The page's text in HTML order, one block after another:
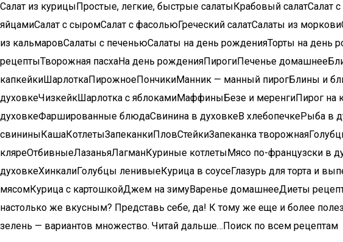
Салат из курицыПростые, легкие, быстрые салатыКрабовый салатСалат
яйцамиСалат с сыромСалат с фасольюГреческий салатСалаты из
из кальмаровСалаты с печеньюСалаты на день рожденияТорты на день
рецептыТворожная пасхаНа день рожденияПирогиПеченье
капкейкиШарлоткаПирожноеПончикиМанник — манный пирогБлины и
духовкеЧизкейкШарлотка с яблокамиМаффиныБезе и меренгиПирог
духовкеФаршированные блюдаСвинина в духовкеВ хлебопечкеРыба
свининыКашаКотлетыЗапеканкиПловСтейкиЗапеканка
кляреОтбивныеЛазаньяЛагманКуриные котлетыМясо по-французски в
духовкеХинкалиГолубцы ленивыеКурица в соусеГлазурь для торта и
мясомКурица с картошкойДжем на зимуВаренье домашнееДиеты
настолько же вкусным? Представь себе, да! К тому же еще и более
зелень — вариантов множество. Читай дальше…Поиск по всем рецептам